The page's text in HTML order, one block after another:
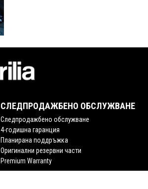
СЛЕДПРОДАЖБЕНО ОБСЛУЖВАНЕ
Следпродажбено обслужване
4-годишна гаранция
Планирана поддръжка
Оригинални резервни части
Premium Warranty